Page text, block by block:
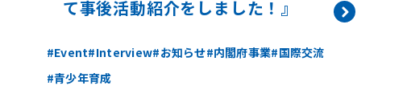
て事後活動紹介をしました！』
Event Interview お知らせ 内閣府事業 国際交流
青少年育成